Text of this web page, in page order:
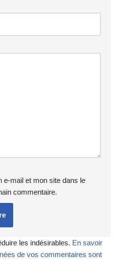
e-mail et mon site dans le
commentaire.
les indésirables. En savoir
de vos commentaires sont